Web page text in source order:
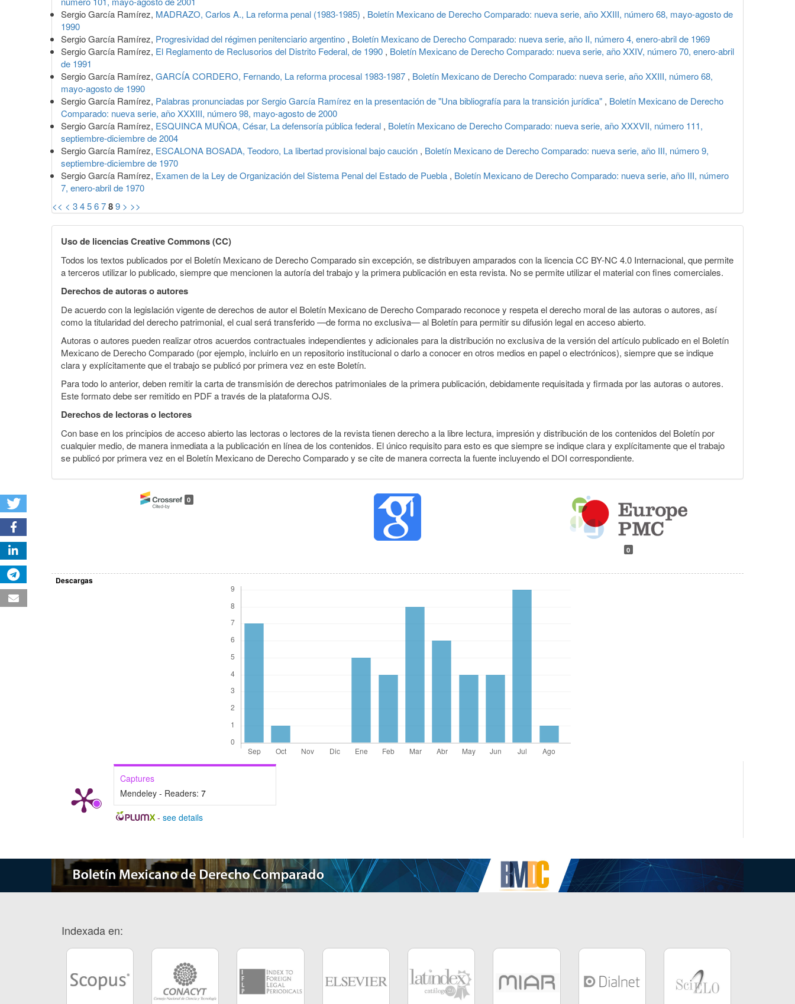
Sergio García Ramírez, MADRAZO, Carlos A., La reforma penal (1983-1985) , Boletín Mexicano de Derecho Comparado: nueva serie, año XXIII, número 68, mayo-agosto de
1990
Sergio García Ramírez, Progresividad del régimen penitenciario argentino , Boletín Mexicano de Derecho Comparado: nueva serie, año II, número 4, enero-abril de 1969
Sergio García Ramírez, El Reglamento de Reclusorios del Distrito Federal, de 1990 , Boletín Mexicano de Derecho Comparado: nueva serie, año XXIV, número 70, enero-abril
de 1991
Sergio García Ramírez, GARCÍA CORDERO, Fernando, La reforma procesal 1983-1987 , Boletín Mexicano de Derecho Comparado: nueva serie, año XXIII, número 68,
mayo-agosto de 1990
Sergio García Ramírez, Palabras pronunciadas por Sergio García Ramírez en la presentación de "Una bibliografía para la transición jurídica" , Boletín Mexicano de Derecho
Comparado: nueva serie, año XXXIII, número 98, mayo-agosto de 2000
Sergio García Ramírez, ESQUINCA MUÑOA, César, La defensoría pública federal , Boletín Mexicano de Derecho Comparado: nueva serie, año XXXVII, número 111,
septiembre-diciembre de 2004
Sergio García Ramírez, ESCALONA BOSADA, Teodoro, La libertad provisional bajo caución , Boletín Mexicano de Derecho Comparado: nueva serie, año III, número 9,
septiembre-diciembre de 1970
Sergio García Ramírez, Examen de la Ley de Organización del Sistema Penal del Estado de Puebla , Boletín Mexicano de Derecho Comparado: nueva serie, año III, número
7, enero-abril de 1970
<< < 3456789 > >>
Uso de licencias Creative Commons (CC)
Todos los textos publicados por el Boletín Mexicano de Derecho Comparado sin excepción, se distribuyen amparados con la licencia CC BY-NC 4.0 Internacional, que permite
a terceros utilizar lo publicado, siempre que mencionen la autoría del trabajo y la primera publicación en esta revista. No se permite utilizar el material con fines comerciales.
Derechos de autoras o autores
De acuerdo con la legislación vigente de derechos de autor el Boletín Mexicano de Derecho Comparado reconoce y respeta el derecho moral de las autoras o autores, así
como la titularidad del derecho patrimonial, el cual será transferido —de forma no exclusiva— al Boletín para permitir su difusión legal en acceso abierto.
Autoras o autores pueden realizar otros acuerdos contractuales independientes y adicionales para la distribución no exclusiva de la versión del artículo publicado en el Boletín
Mexicano de Derecho Comparado (por ejemplo, incluirlo en un repositorio institucional o darlo a conocer en otros medios en papel o electrónicos), siempre que se indique
clara y explícitamente que el trabajo se publicó por primera vez en este Boletín.
Para todo lo anterior, deben remitir la carta de transmisión de derechos patrimoniales de la primera publicación, debidamente requisitada y firmada por las autoras o autores.
Este formato debe ser remitido en PDF a través de la plataforma OJS.
Derechos de lectoras o lectores
Con base en los principios de acceso abierto las lectoras o lectores de la revista tienen derecho a la libre lectura, impresión y distribución de los contenidos del Boletín por
cualquier medio, de manera inmediata a la publicación en línea de los contenidos. El único requisito para esto es que siempre se indique clara y explícitamente que el trabajo
se publicó por primera vez en el Boletín Mexicano de Derecho Comparado y se cite de manera correcta la fuente incluyendo el DOI correspondiente.
0
0
Descargas
Captures
Mendeley - Readers: 7
- see details
Indexada en: